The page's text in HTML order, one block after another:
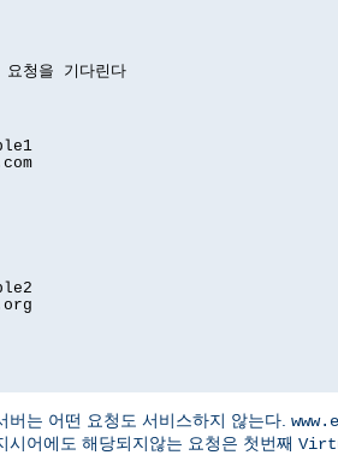
청을 기다린다
는 어떤 요청도 서비스하지 않는다.
시어에도 해당되지않는 요청은 첫번째